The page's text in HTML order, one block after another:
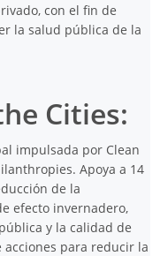
con el fin de
la salud pública de la
Cities:
impulsada por Clean
Apoya a 14
de la
efecto invernadero,
y la calidad de
para reducir la